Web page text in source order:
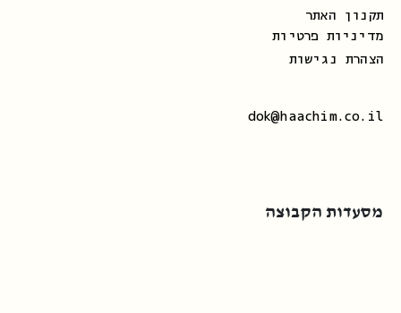
dok@haachim.co.il
תקנון האתר
מדיניות פרטיות
הצהרת נגישות
מסעדות הקבוצה